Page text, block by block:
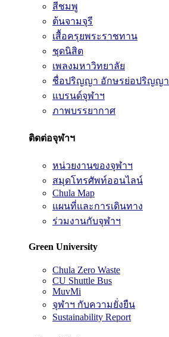
สีชมพู
ต้นจามจุรี
เสื้อครุยพระราชทาน
ชุดนิสิต
เพลงมหาวิทยาลัย
ชื่อปริญญา อักษรย่อปริญญา
แบรนด์จุฬาฯ
ภาพบรรยากาศ
ติดต่อจุฬาฯ
หน่วยงานของจุฬาฯ
สมุดโทรศัพท์ออนไลน์
Chula Map
แผนที่และการเดินทาง
ร่วมงานกับจุฬาฯ
Green University
Chula Zero Waste
CU Shuttle Bus
MuvMi
จุฬาฯ กับความยั่งยืน
Sustainability Report